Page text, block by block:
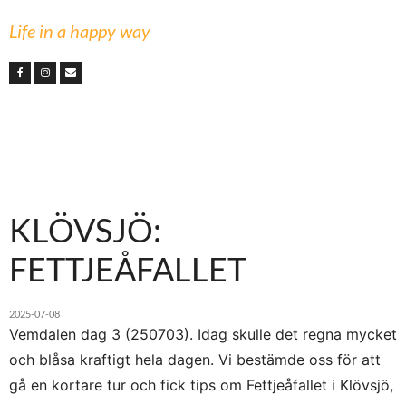
Life in a happy way
KLÖVSJÖ:
FETTJEÅFALLET
2025-07-08
Vemdalen dag 3 (250703). Idag skulle det regna mycket
och blåsa kraftigt hela dagen. Vi bestämde oss för att
gå en kortare tur och fick tips om Fettjeåfallet i Klövsjö,